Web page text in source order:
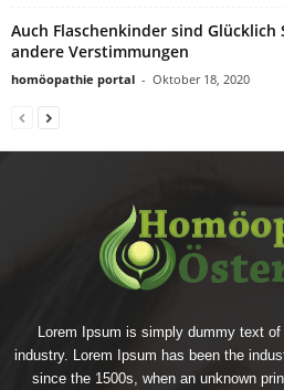
Auch Flaschenkinder sind Glücklich
andere Verstimmungen
homöopathie portal - Oktober 18, 2020
Lorem Ipsum is simply dummy text
industry. Lorem Ipsum has been the
since the 1500s, when an unknown